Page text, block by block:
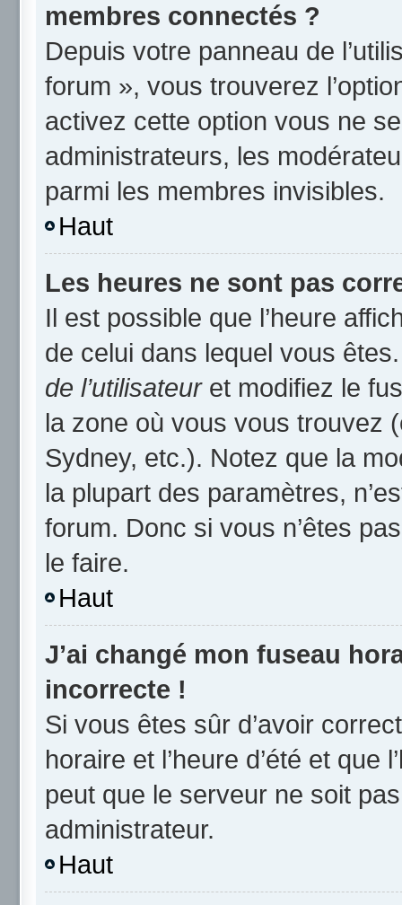
membres connectés ?
Depuis votre panneau de
forum », vous trouverez
activez cette option vous ne
administrateurs, les
parmi les membres invisibles.
Haut
Les heures ne sont pas
Il est possible que l’heure
de celui dans lequel vous
de l’utilisateuret modifiez le
la zone où vous vous trouvez
Sydney, etc.). Notez que la
la plupart des paramètres,
forum. Donc si vous n’êtes
le faire.
Haut
J’ai changé mon fuseau
incorrecte !
Si vous êtes sûr d’avoir
horaire et l’heure d’été et que
peut que le serveur ne soit
administrateur.
Haut